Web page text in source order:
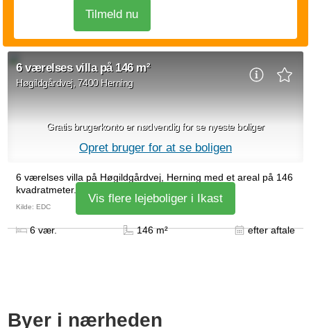
Tilmeld nu
6 værelses villa på 146 m²
Høgildgårdvej, 7400 Herning
Gratis brugerkonto er nødvendig for se nyeste boliger
Opret bruger for at se boligen
6 værelses villa på Høgildgårdvej, Herning med et areal på 146
kvadratmeter. Huslejen er på 8.000 kr.
Kilde: EDC
6 vær. 146 m² efter aftale
Vis flere lejeboliger i Ikast
Byer i nærheden